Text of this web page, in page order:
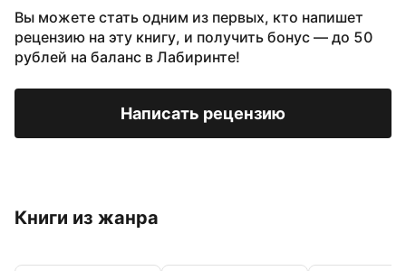
Вы можете стать одним из первых, кто напишет
рецензию на эту книгу, и получить бонус — до 50
рублей на баланс в Лабиринте!
Написать рецензию
Книги из жанра